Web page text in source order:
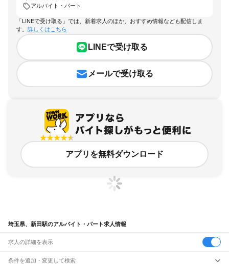
アルバイト・パート
「LINEで受け取る」では、新着求人のほか、おすすめ情報なども配信しま
す。 詳しくはこちら
LINEで受け取る
メールで受け取る
アプリを無料ダウンロード
埼玉県、新田駅のアルバイト・パート求人情報
求人の詳細を表示
条件を追加・変更して検索